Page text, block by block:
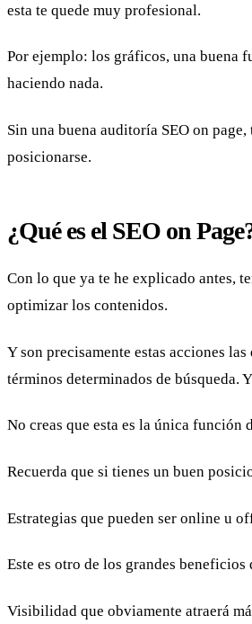
esta te quede muy profesional.
Por ejemplo: los gráficos, una buena
haciendo nada.
Sin una buena auditoría SEO on
posicionarse.
¿Qué es el SEO on
Con lo que ya te he explicado antes,
optimizar los contenidos.
Y son precisamente estas acciones
términos determinados de búsqueda.
No creas que esta es la única función
Recuerda que si tienes un buen
Estrategias que pueden ser online u
Este es otro de los grandes
Visibilidad que obviamente atraerá